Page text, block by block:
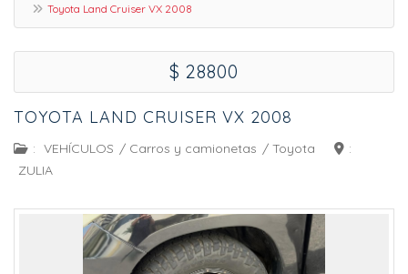
Toyota Land Cruiser VX 2008
$ 28800
TOYOTA LAND CRUISER VX 2008
: VEHÍCULOS / Carros y camionetas / Toyota
:
ZULIA